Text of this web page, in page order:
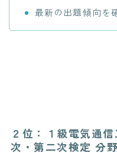
最新の出題傾向を
２位：１級電気通
次・第二次検定 分